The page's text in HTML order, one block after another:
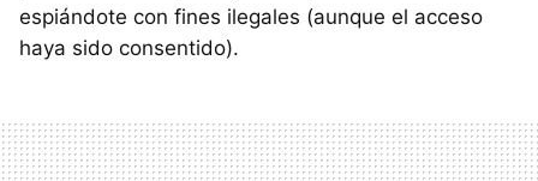
espiándote con fines ilegales (aunque el acceso
haya sido consentido).